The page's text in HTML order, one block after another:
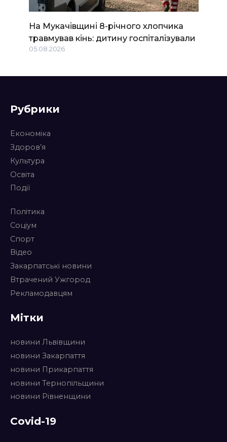
На Мукачівщині 8-річного хлопчика
травмував кінь: дитину госпіталізували
05.08.2026
Рубрики
Економіка
Здоров’я
Культура
Освіта
Події
Політика
Соціум
Спорт
Відео
Закарпатські новини
Втрачений Ужгород
Рекламодавцям
Мітки
новини Львівщини
новини Закарпаття
новини Прикарпаття
новини Тернопільщини
новини Рівненщини
Covid-19